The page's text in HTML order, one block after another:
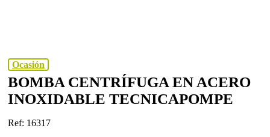
Ocasión
BOMBA CENTRÍFUGA EN ACERO
INOXIDABLE TECNICAPOMPE
Ref: 16317